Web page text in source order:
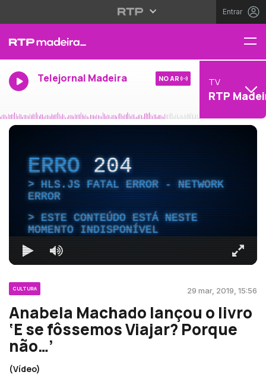
Entrar
Telejornal Madeira NO AR TV
RTP
ERRO204
HLS.JS FATAL ERROR - NETWORK
ERROR
ESTE CONTEÚDO ESTÁ NESTE
MOMENTO INDISPONÍVEL
CULTURA 29 mar, 2019, 15:56
Anabela Machado lançou o livro
‘E se fôssemos Viajar? Porque
não…’
(Vídeo)